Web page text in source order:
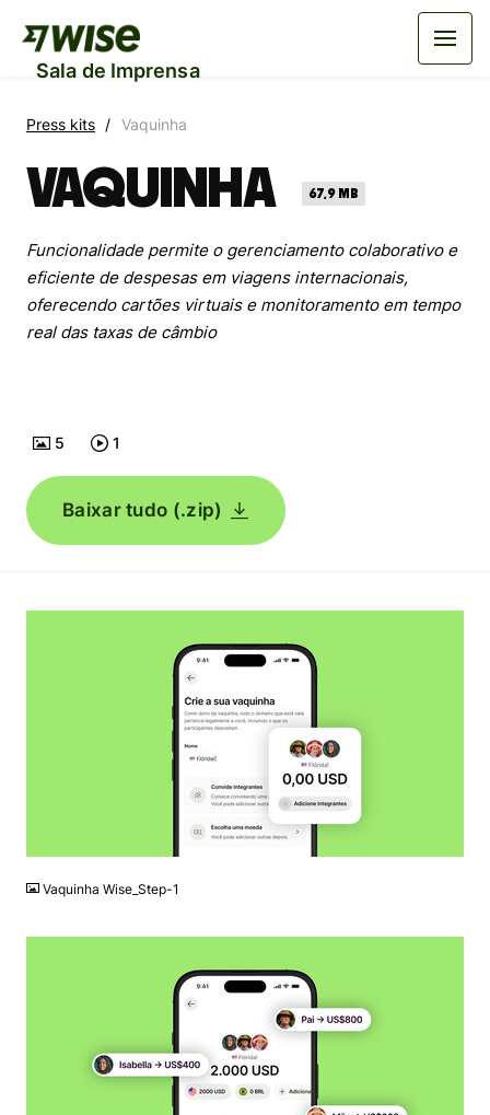
Sala de Imprensa
Press kits Vaquinha
Vaquinha 67,9 MB
Funcionalidade permite o gerenciamento colaborativo e
eficiente de despesas em viagens internacionais,
oferecendo cartões virtuais e monitoramento em tempo
real das taxas de câmbio
5 1
Baixar tudo (.zip)
Vaquinha Wise_Step-1